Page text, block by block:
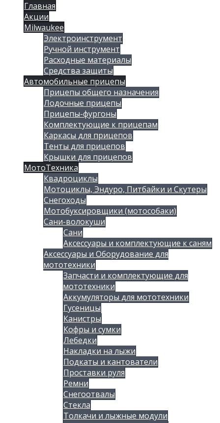
Главная
Акции
Milwaukee
Электроинструмент
Ручной инструмент
Расходные материалы
Средства защиты
Автомобильные прицепы
Прицепы общего назначения
Лодочные прицепы
Прицепы-фургоны
Комплектующие к прицепам
Каркасы для прицепов
Тенты для прицепов
Крышки для прицепов
МотоТехника
Квадроциклы
Мотоциклы, Эндуро, Питбайки и Скутеры
Снегоходы
Мотобуксировщики (мотособаки)
Сани-волокуши
Сани
Аксессуары и комплектующие к саням
Аксессуары и Оборудование для
мототехники
Запчасти и комплектующие для
мототехники
Аккумуляторы для мототехники
Гусеницы
Канистры
Кофры и сумки
Лебедки
Накладки на лыжи
Подкаты и кантователи
Проставки руля
Ремни
Снегоотвалы
Стекла
Толкачи и лыжные модули